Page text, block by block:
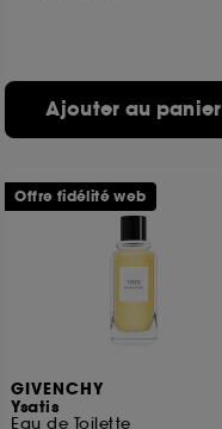
Ajouter au panier
GIVENCHY
Ysatis
Eau de Toilette
Offre fidélité web